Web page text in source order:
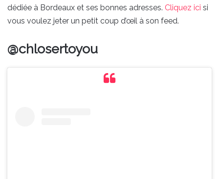
dédiée à Bordeaux et ses bonnes adresses. Cliquez ici si
vous voulez jeter un petit coup d’œil à son feed.
@chlosertoyou